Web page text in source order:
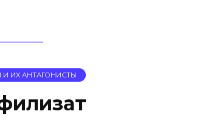
ИХ АНТАГОНИСТЫ